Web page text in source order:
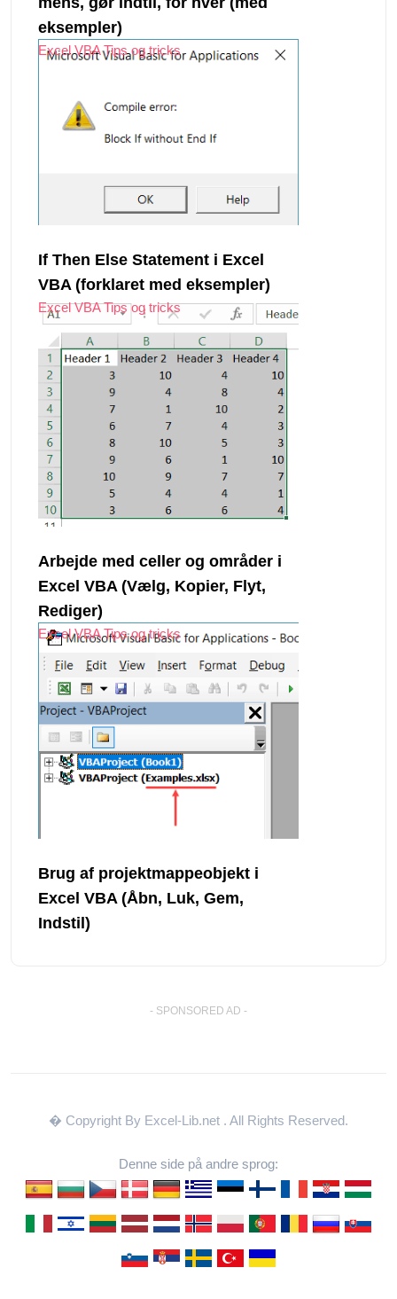
eksempler)
Excel VBA Tips og tricks
If Then Else Statement i Excel
VBA (forklaret med eksempler)
Excel VBA Tips og tricks
Arbejde med celler og områder i
Excel VBA (Vælg, Kopier, Flyt,
Rediger)
Excel VBA Tips og tricks
Brug af projektmappeobjekt i
Excel VBA (Åbn, Luk, Gem,
Indstil)
- SPONSORED AD -
� Copyright By Excel-Lib.net . All Rights Reserved.
Denne side på andre sprog: